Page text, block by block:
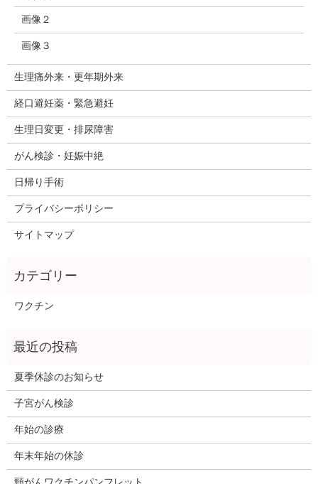
画像２
画像３
生理痛外来・更年期外来
経口避妊薬・緊急避妊
生理日変更・排尿障害
がん検診・妊娠中絶
日帰り手術
プライバシーポリシー
サイトマップ
ワクチン
夏季休診のお知らせ
子宮がん検診
年始の診療
年末年始の休診